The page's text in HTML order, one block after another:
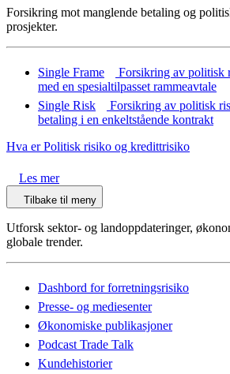
Forsikring mot manglende betaling og
prosjekter.
Single Frame
Forsikring av politisk
med en spesialtilpasset rammeavtale
Single Risk
Forsikring av politisk
betaling i en enkeltstående kontrakt
Hva er Politisk risiko og kredittrisiko
Les mer
Tilbake til meny
Utforsk sektor- og landoppdateringer,
globale trender.
Dashbord for forretningsrisiko
Presse- og mediesenter
Økonomiske publikasjoner
Podcast Trade Talk
Kundehistorier